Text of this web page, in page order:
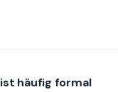
häufig formal